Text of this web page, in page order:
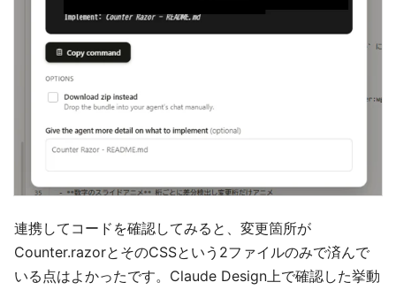
連携してコードを確認してみると、変更箇所が
Counter.razorとそのCSSという2ファイルのみで済んで
いる点はよかったです。Claude Design上で確認した挙動